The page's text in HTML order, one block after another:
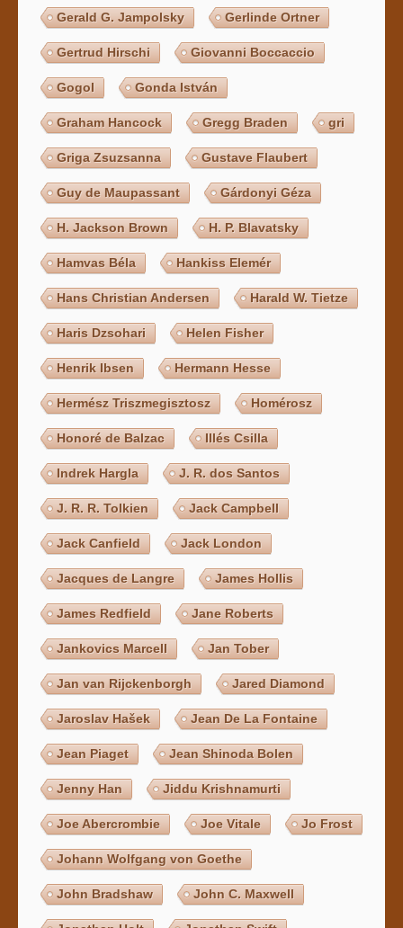
Gerald G. Jampolsky Gerlinde Ortner
Gertrud Hirschi Giovanni Boccaccio
Gogol Gonda István
Graham Hancock Gregg Braden gri
Griga Zsuzsanna Gustave Flaubert
Guy de Maupassant Gárdonyi Géza
H. Jackson Brown H. P. Blavatsky
Hamvas Béla Hankiss Elemér
Hans Christian Andersen Harald W. Tietze
Haris Dzsohari Helen Fisher
Henrik Ibsen Hermann Hesse
Hermész Triszmegisztosz Homérosz
Honoré de Balzac Illés Csilla
Indrek Hargla J. R. dos Santos
J. R. R. Tolkien Jack Campbell
Jack Canfield Jack London
Jacques de Langre James Hollis
James Redfield Jane Roberts
Jankovics Marcell Jan Tober
Jan van Rijckenborgh Jared Diamond
Jaroslav Hašek Jean De La Fontaine
Jean Piaget Jean Shinoda Bolen
Jenny Han Jiddu Krishnamurti
Joe Abercrombie Joe Vitale Jo Frost
Johann Wolfgang von Goethe
John Bradshaw John C. Maxwell